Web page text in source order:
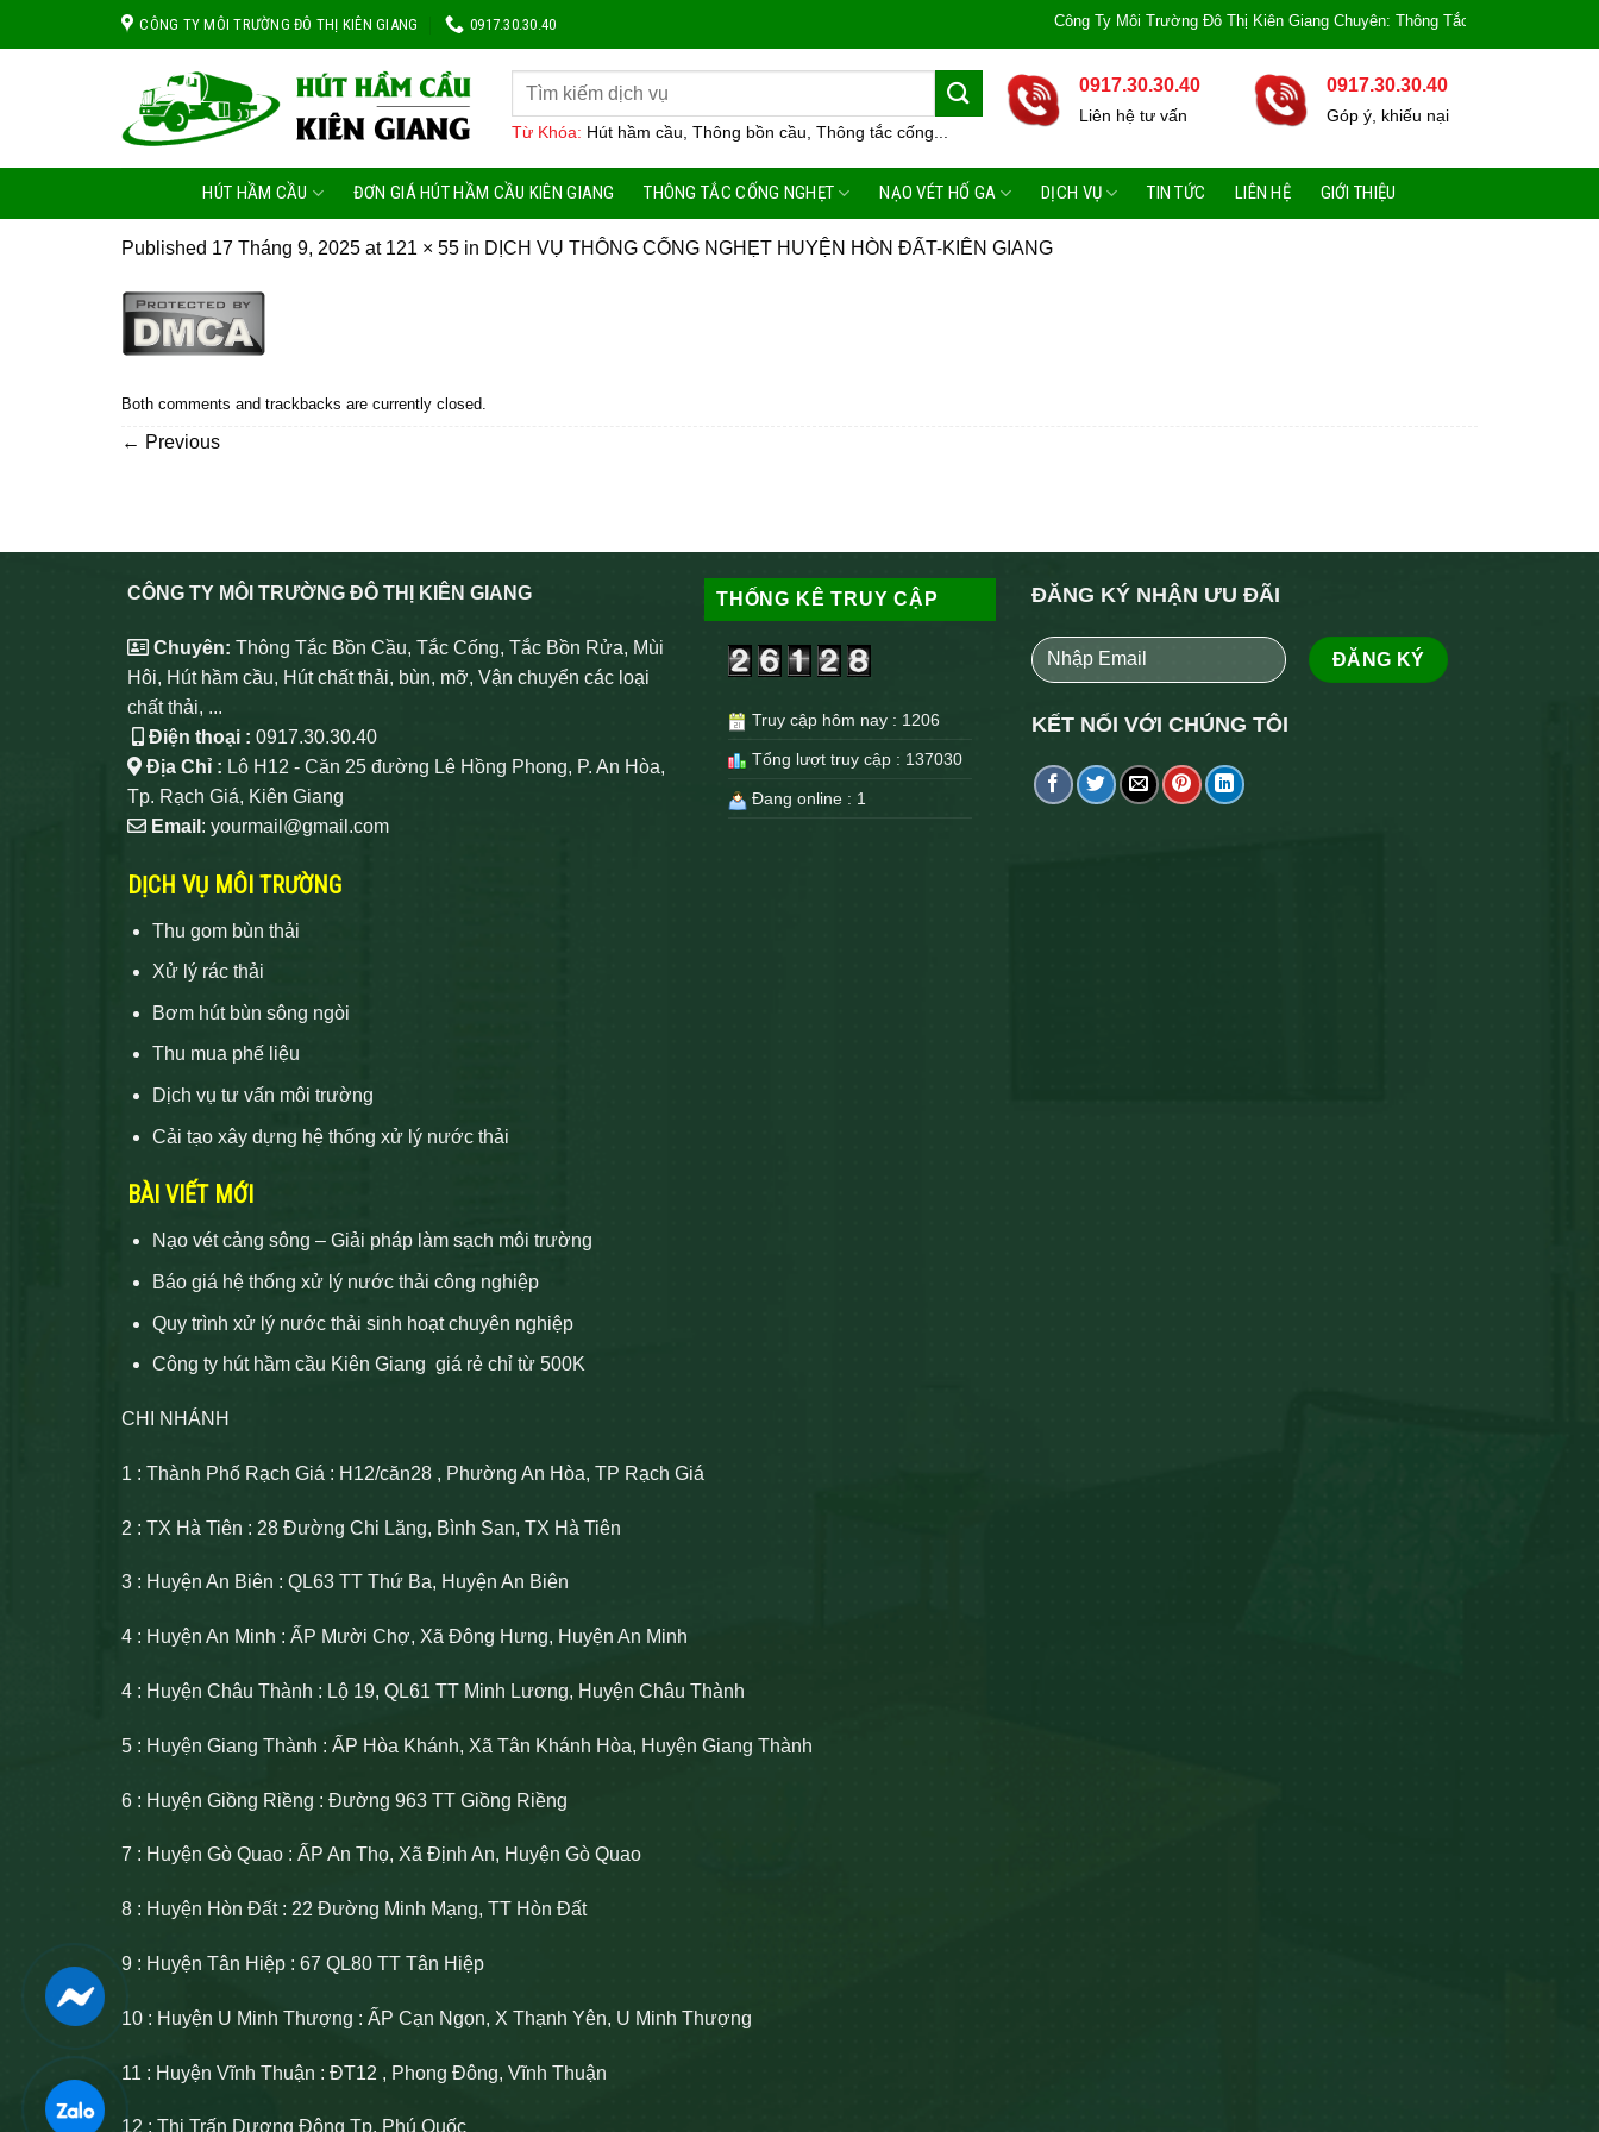
CÔNG TY MÔI TRƯỜNG ĐÔ THỊ KIÊN GIANG 0917.30.30.40 Công Ty Môi Trường Đô Thị Kiên Giang Chuyên: Thông Tắc Bồn Cầu, Tắc
Từ Khóa: Hút hầm cầu, Thông bồn cầu, Thông tắc cống...
0917.30.30.40
Liên hệ tư vấn
0917.30.30.40
Góp ý, khiếu nại
HÚT HẦM CẦU ĐƠN GIÁ HÚT HẦM CẦU KIÊN GIANG THÔNG TẮC CỐNG NGHẸT NẠO VÉT HỐ GA DỊCH VỤ TIN TỨC LIÊN HỆ GIỚI THIỆU
Published 17 Tháng 9, 2025 at 121 × 55 in DỊCH VỤ THÔNG CỐNG NGHẸT HUYỆN HÒN ĐẤT-KIÊN GIANG
Both comments and trackbacks are currently closed.
← Previous
CÔNG TY MÔI TRƯỜNG ĐÔ THỊ KIÊN GIANG
Chuyên: Thông Tắc Bồn Cầu, Tắc Cống, Tắc Bồn Rửa, Mùi
Hôi, Hút hầm cầu, Hút chất thải, bùn, mỡ, Vận chuyển các loại
chất thải, ...
Điện thoại : 0917.30.30.40
Địa Chỉ : Lô H12 - Căn 25 đường Lê Hồng Phong, P. An Hòa,
Tp. Rạch Giá, Kiên Giang
Email : yourmail@gmail.com
DỊCH VỤ MÔI TRƯỜNG
Thu gom bùn thải
Xử lý rác thải
Bơm hút bùn sông ngòi
Thu mua phế liệu
Dịch vụ tư vấn môi trường
Cải tạo xây dựng hệ thống xử lý nước thải
BÀI VIẾT MỚI
Nạo vét cảng sông – Giải pháp làm sạch môi trường
Báo giá hệ thống xử lý nước thải công nghiệp
Quy trình xử lý nước thải sinh hoạt chuyên nghiệp
Công ty hút hầm cầu Kiên Giang giá rẻ chỉ từ 500K
THỐNG KÊ TRUY CẬP
Truy cập hôm nay : 1206
Tổng lượt truy cập : 137030
Đang online : 1
ĐĂNG KÝ NHẬN ƯU ĐÃI
KẾT NỐI VỚI CHÚNG TÔI
CHI NHÁNH
1 : Thành Phố Rạch Giá : H12/căn28 , Phường An Hòa, TP Rạch Giá
2 : TX Hà Tiên : 28 Đường Chi Lăng, Bình San, TX Hà Tiên
3 : Huyện An Biên : QL63 TT Thứ Ba, Huyện An Biên
4 : Huyện An Minh : ẤP Mười Chợ, Xã Đông Hưng, Huyện An Minh
4 : Huyện Châu Thành : Lộ 19, QL61 TT Minh Lương, Huyện Châu Thành
5 : Huyện Giang Thành : ẤP Hòa Khánh, Xã Tân Khánh Hòa, Huyện Giang Thành
6 : Huyện Giồng Riềng : Đường 963 TT Giồng Riềng
7 : Huyện Gò Quao : ẤP An Thọ, Xã Định An, Huyện Gò Quao
8 : Huyện Hòn Đất : 22 Đường Minh Mạng, TT Hòn Đất
9 : Huyện Tân Hiệp : 67 QL80 TT Tân Hiệp
10 : Huyện U Minh Thượng : ẤP Cạn Ngọn, X Thạnh Yên, U Minh Thượng
11 : Huyện Vĩnh Thuận : ĐT12 , Phong Đông, Vĩnh Thuận
12 : Thị Trấn Dương Đông Tp. Phú Quốc